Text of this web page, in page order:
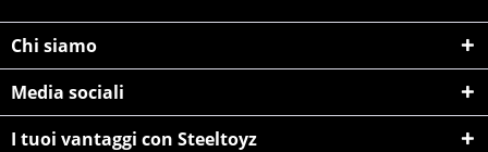
Chi siamo
Media sociali
I tuoi vantaggi con Steeltoyz